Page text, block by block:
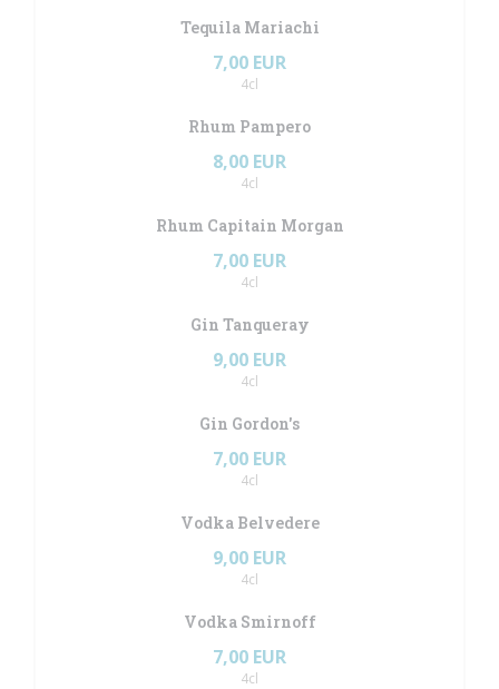
Tequila Mariachi
7,00 EUR
4cl
Rhum Pampero
8,00 EUR
4cl
Rhum Capitain Morgan
7,00 EUR
4cl
Gin Tanqueray
9,00 EUR
4cl
Gin Gordon's
7,00 EUR
4cl
Vodka Belvedere
9,00 EUR
4cl
Vodka Smirnoff
7,00 EUR
4cl